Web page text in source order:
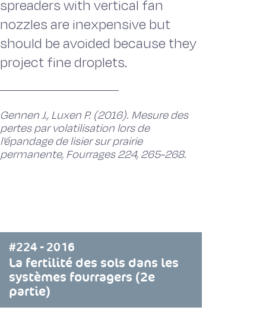
spreaders with vertical fan
nozzles are inexpensive but
should be avoided because they
project fine droplets.
Gennen J., Luxen P. (2016). Mesure des
pertes par volatilisation lors de
l'épandage de lisier sur prairie
permanente, Fourrages 224, 265-268.
#224 - 2016
La fertilité des sols dans les
systèmes fourragers (2e
partie)